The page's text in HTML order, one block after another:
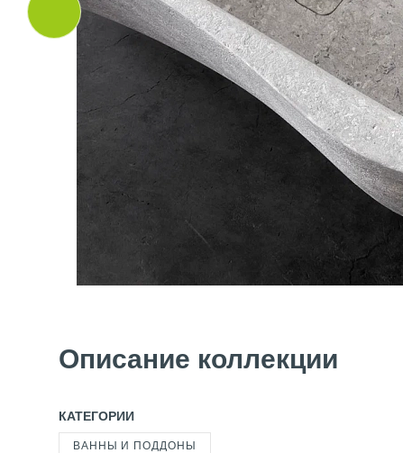
Описание коллекции
КАТЕГОРИИ
ВАННЫ И ПОДДОНЫ